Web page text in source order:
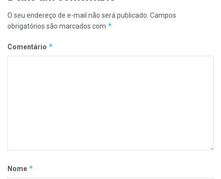
O seu endereço de e-mail não será publicado. Campos
obrigatórios são marcados com *
Comentário *
Nome *